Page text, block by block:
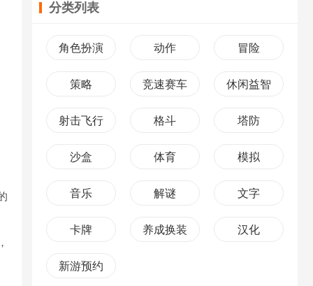
分类列表
角色扮演 动作 冒险
策略 竞速赛车 休闲益智
射击飞行 格斗 塔防
沙盒 体育 模拟
音乐 解谜 文字
卡牌 养成换装 汉化
新游预约